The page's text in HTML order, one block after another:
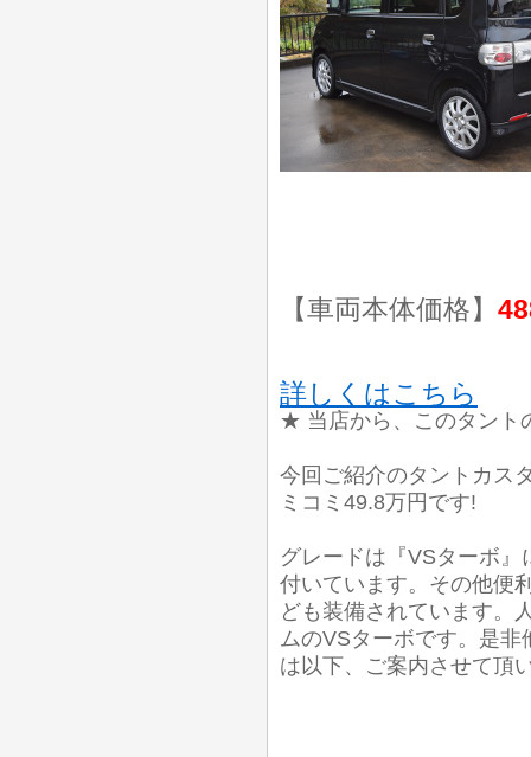
【車両本体価格】
詳しくはこちら
★ 当店から、このタント
今回ご紹介のタントカス
ミコミ49.8万円です!
グレードは『VSターボ
付いています。その他便
ども装備されています。
ムのVSターボです。是
は以下、ご案内させて頂